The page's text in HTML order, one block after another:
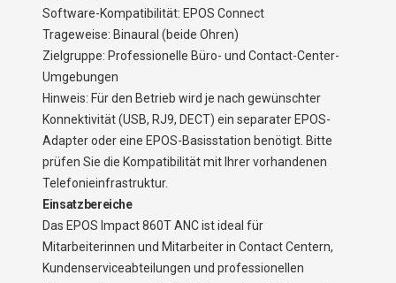
Software-Kompatibilität: EPOS Connect
Trageweise: Binaural (beide Ohren)
Zielgruppe: Professionelle Büro- und Contact-Center-
Umgebungen
Hinweis: Für den Betrieb wird je nach gewünschter
Konnektivität (USB, RJ9, DECT) ein separater EPOS-
Adapter oder eine EPOS-Basisstation benötigt. Bitte
prüfen Sie die Kompatibilität mit Ihrer vorhandenen
Telefonieinfrastruktur.
Einsatzbereiche
Das EPOS Impact 860T ANC ist ideal für
Mitarbeiterinnen und Mitarbeiter in Contact Centern,
Kundenserviceabteilungen und professionellen